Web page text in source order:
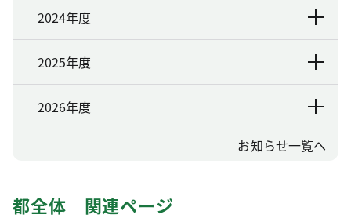
2024年度
2025年度
2026年度
お知らせ一覧へ
都全体 関連ページ